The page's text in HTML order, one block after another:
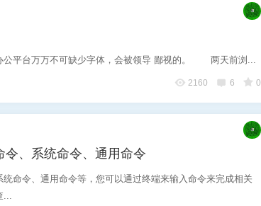
公平台万万不可缺少字体，会被领导 鄙视的。 两天前浏...
2160 6 0
、系统命令、通用命令
命令、通用命令等，您可以通过终端来输入命令来完成相关
...